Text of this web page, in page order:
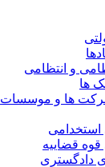
و انتظامی
ها
ها و موسسات
استخدامی
قضاییه
دادگستری